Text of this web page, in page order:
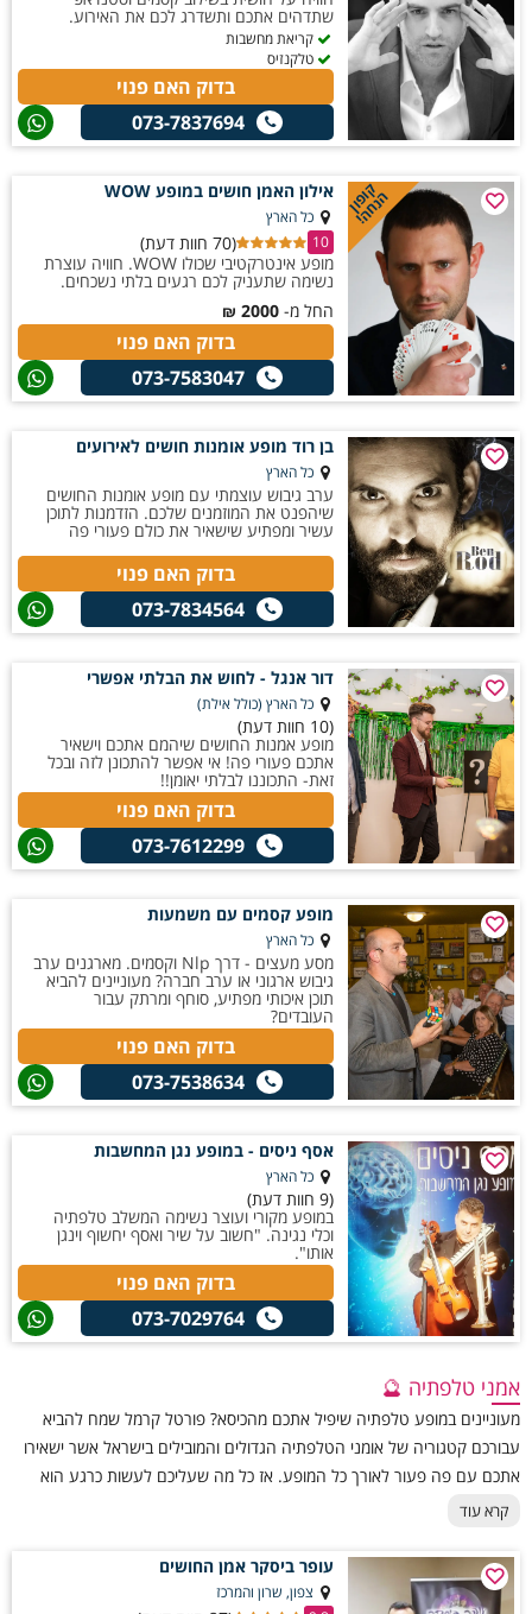
שתדהים אתכם ותשדרג לכם את האירוע.
קריאת מחשבות
טלקנזיס
בדוק האם פנוי
073-7837694
קופון
הנחה! אילון האמן חושים במופע WOW
כל הארץ
10
(70 חוות דעת)
מופע אינטרקטיבי שכולו WOW. חוויה עוצרת
נשימה שתעניק לכם רגעים בלתי נשכחים.
החל מ- 2000
₪
בדוק האם פנוי
073-7583047
בן רוד מופע אומנות חושים לאירועים
כל הארץ
ערב גיבוש עוצמתי עם מופע אומנות החושים
שיהפנט את המוזמנים שלכם. הזדמנות לתוכן
עשיר ומפתיע שישאיר את כולם פעורי פה
בדוק האם פנוי
073-7834564
דור אנגל - לחוש את הבלתי אפשרי
כל הארץ (כולל אילת)
(10 חוות דעת)
מופע אמנות החושים שיהמם אתכם וישאיר
אתכם פעורי פה! אי אפשר להתכונן לזה ובכל
זאת- התכוננו לבלתי יאומן!!
בדוק האם פנוי
073-7612299
מופע קסמים עם משמעות
כל הארץ
מסע מעצים - דרך Nlp וקסמים. מארגנים ערב
גיבוש ארגוני או ערב חברה? מעוניינים להביא
תוכן איכותי מפתיע, סוחף ומרתק עבור
העובדים?
בדוק האם פנוי
073-7538634
אסף ניסים - במופע נגן המחשבות
כל הארץ
(9 חוות דעת)
במופע מקורי ועוצר נשימה המשלב טלפתיה
וכלי נגינה. "חשוב על שיר ואסף יחשוף וינגן
אותו".
בדוק האם פנוי
073-7029764
אמני טלפתיה 🔮
מעוניינים במופע טלפתיה שיפיל אתכם מהכיסא? פורטל קרמל שמח להביא
עבורכם קטגוריה של אומני הטלפתיה הגדולים והמובילים בישראל אשר ישאירו
אתכם עם פה פעור לאורך כל המופע. אז כל מה שעליכם לעשות כרגע הוא
באופן טלפתי לבחור אחד מתוך עשרות אומני הטלפתיה ולבחור באומן המתאים
קרא עוד
עופר ביסקר אמן החושים
צפון, שרון והמרכז